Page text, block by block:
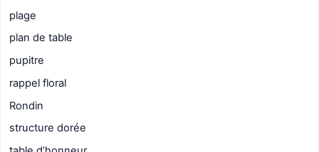
plage
plan de table
pupitre
rappel floral
Rondin
structure dorée